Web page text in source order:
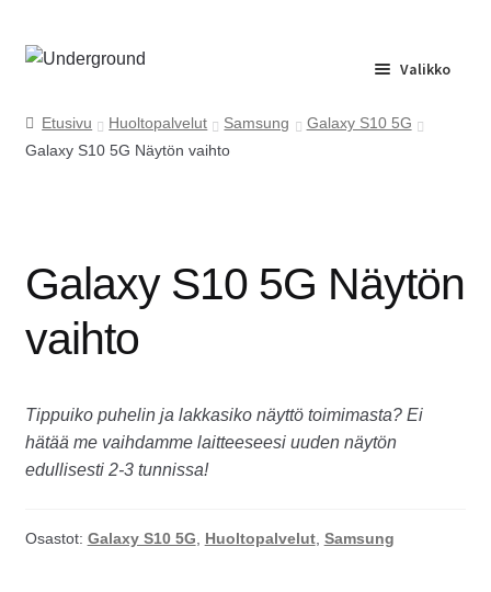
Siirry
Siirry
Valikko
Etusivu
Ota yhteyttä
Usein kysyttyä
Etusivu Huoltopalvelut Samsung
Galaxy S10 5G
Galaxy S10 5G Näytön vaihto
Galaxy S10 5G Näytön
vaihto
Tippuiko puhelin ja lakkasiko näyttö toimimasta? Ei
hätää me vaihdamme laitteeseesi uuden näytön
edullisesti 2-3 tunnissa!
Osastot: Galaxy S10 5G Huoltopalvelut, Samsung